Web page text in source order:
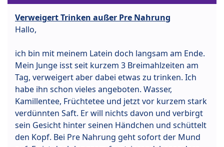
Verweigert Trinken außer Pre Nahrung
Hallo,
ich bin mit meinem Latein doch langsam am Ende.
Mein Junge isst seit kurzem 3 Breimahlzeiten am
Tag, verweigert aber dabei etwas zu trinken. Ich
habe ihn schon vieles angeboten. Wasser,
Kamillentee, Früchtetee und jetzt vor kurzem stark
verdünnten Saft. Er will nichts davon und verbirgt
sein Gesicht hinter seinen Händchen und schüttelt
den Kopf. Bei Pre Nahrung geht sofort der Mund